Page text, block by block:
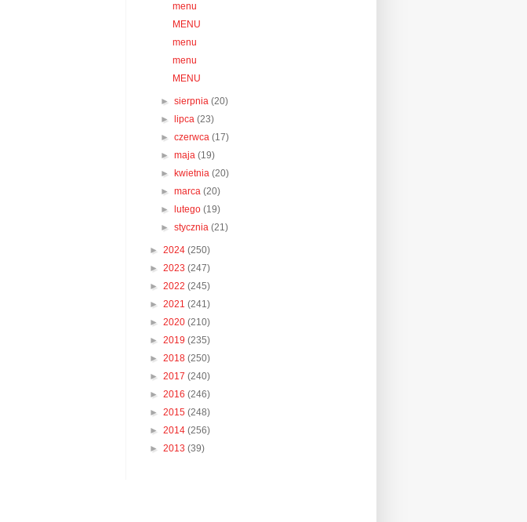
menu
MENU
menu
menu
MENU
►sierpnia(20)
►
lipca(23)
►czerwca(17)
►maja(19)
►
kwietnia(20)
►marca(20)
►
lutego(19)
►stycznia(21)
► 2024 (250)
► 2023 (247)
► 2022 (245)
► 2021 (241)
► 2020 (210)
► 2019 (235)
► 2018 (250)
► 2017 (240)
► 2016 (246)
► 2015 (248)
► 2014 (256)
► 2013 (39)